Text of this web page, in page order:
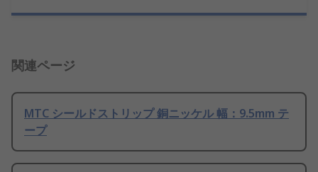
関連ページ
MTC シールドストリップ 銅ニッケル 幅：9.5mm テ
ープ